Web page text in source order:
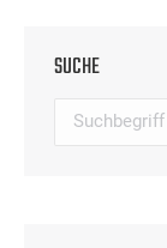
SUCHE